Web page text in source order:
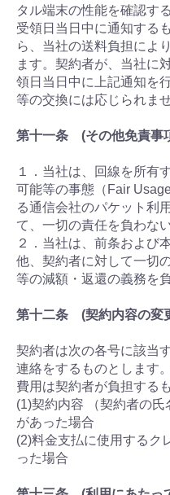
タル端末の性能を確認す
受領日当日中に通知する
ら、当社の送料負担によ
ます。契約者が、当社に
領日当日中に上記通知を
等の交換には応じられませ
第十一条 (その他免責事
１．当社は、回線を所有
可能等の事態（Fair
る通信会社のパケット利
て、一切の責任を負わな
２．当社は、前条および
他、契約者に対して一切
等の減額・返還の義務を
第十二条 (契約内容の変
契約者は次の各号に該当
連絡をするものとします
費用は契約者が負担する
(1)契約内容 （契約者の
があった場合
(2)料金支払に使用するク
った場合